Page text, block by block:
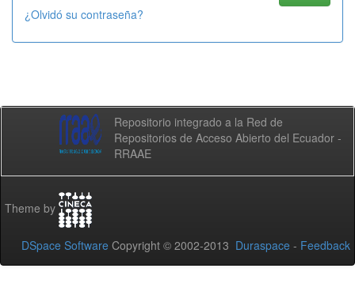
¿Olvidó su contraseña?
Repositorio integrado a la Red de
Repositorios de Acceso Abierto del Ecuador -
RRAAE
Theme by
DSpace Software Copyright © 2002-2013 Duraspace - Feedback